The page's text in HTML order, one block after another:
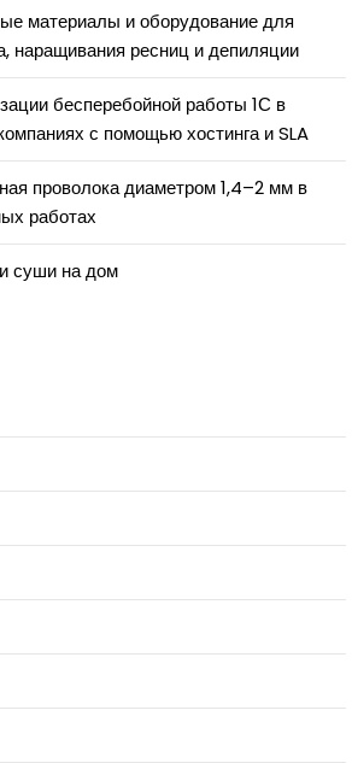
материалы и оборудование для
наращивания ресниц и депиляции
бесперебойной работы 1С в
с помощью хостинга и SLA
проволока диаметром 1,4–2 мм в
работах
суши на дом